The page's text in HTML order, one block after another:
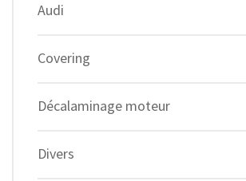
Audi
Covering
Décalaminage moteur
Divers